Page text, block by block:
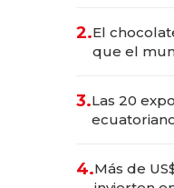
2.El
que el
3.Las 20
4.Más de